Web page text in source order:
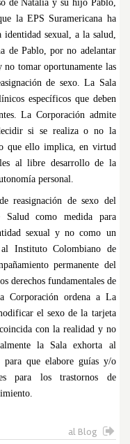
de Natalia y su hijo Pablo,
la EPS Suramericana ha
identidad sexual, a la salud,
de Pablo, por no adelantar
no tomar oportunamente las
de sexo. La Sala
específicos que deben
La Corporación admite
si se realiza o no la
que ello implica, en virtud
al libre desarrollo de la
personal.
reasignación de sexo del
como medida para
sexual y no como un
Instituto Colombiano de
permanente del
derechos fundamentales de
Corporación ordena a La
el sexo de la tarjeta
con la realidad y no
la Sala exhorta al
que elabore guías y/o
para los trastornos de
al Blog